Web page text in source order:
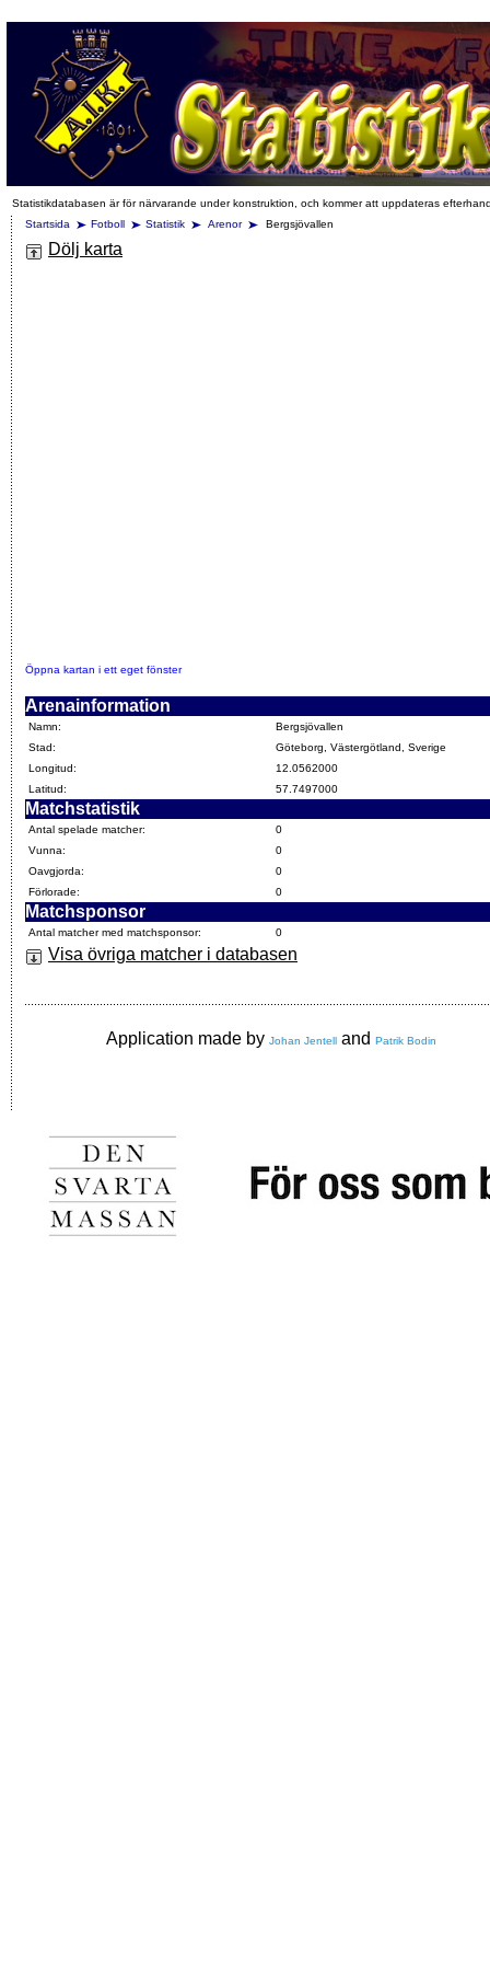
Statistikdatabasen är för närvarande under konstruktion, och kommer att uppdateras
Startsida
Fotboll Statistik Arenor Bergsjövallen
Dölj karta
Öppna kartan i ett eget fönster
Arenainformation
Namn:
Bergsjövallen
Stad:
Göteborg, Västergötland, Sverige
Longitud:
12.0562000
Latitud:
57.7497000
Matchstatistik
Antal spelade matcher:
0
Vunna:
0
Oavgjorda:
0
Förlorade:
0
Matchsponsor
Antal matcher med matchsponsor: 0
Visa övriga matcher i databasen
Application made by Johan Jentell and Patrik Bodin